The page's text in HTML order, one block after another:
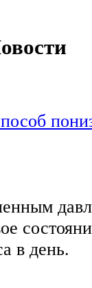
в день.